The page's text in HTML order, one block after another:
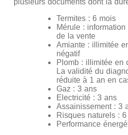
Termites : 6 mois
Mérule :
de la vente
Amiante : illimitée
négatif
Plomb : illimitée en
La validité du
réduite à 1 an en
Gaz : 3 ans
Electricité : 3 ans
Assainissement : 3
Risques naturels :
Performance